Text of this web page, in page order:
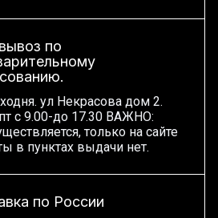
по
ул Некрасова дом 2.
с 9.00-до 17.30 ВАЖНО:
только на сайте
в пунктах выдачи нет.
по России